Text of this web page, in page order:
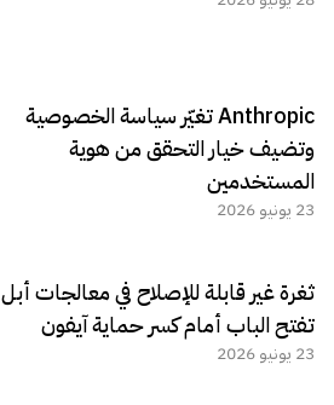
Anthropic تغيّر سياسة الخصوصية
وتضيف خيار التحقق من هوية
المستخدمين
23 يونيو 2026
ثغرة غير قابلة للإصلاح في معالجات أبل
تفتح الباب أمام كسر حماية آيفون
23 يونيو 2026